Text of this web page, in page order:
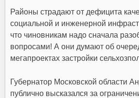
Районы страдают от дефицита
социальной и инженерной
что чиновникам надо сначала
вопросами! А они думают об
мегапроектах застройки
Губернатор Московской области
публично высказался за